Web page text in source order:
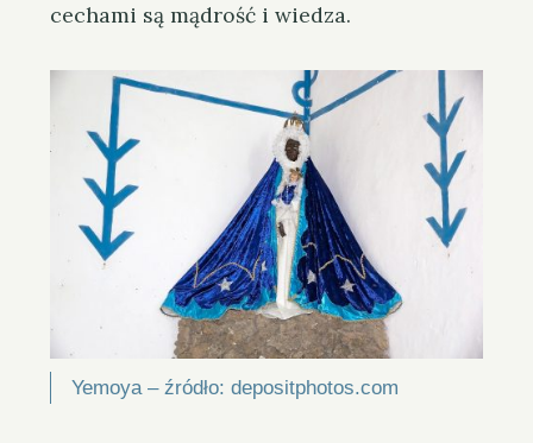
cechami są mądrość i wiedza.
Yemoya – źródło: depositphotos.com